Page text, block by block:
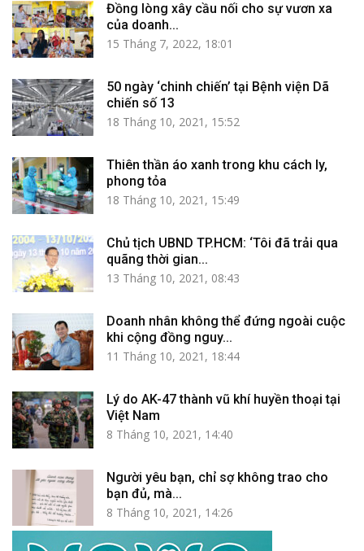
Đồng lòng xây cầu nối cho sự vươn xa
của doanh...
15 Tháng 7, 2022, 18:01
50 ngày ‘chinh chiến’ tại Bệnh viện Dã
chiến số 13
18 Tháng 10, 2021, 15:52
Thiên thần áo xanh trong khu cách ly,
phong tỏa
18 Tháng 10, 2021, 15:49
Chủ tịch UBND TP.HCM: ‘Tôi đã trải qua
quãng thời gian...
13 Tháng 10, 2021, 08:43
Doanh nhân không thể đứng ngoài cuộc
khi cộng đồng nguy...
11 Tháng 10, 2021, 18:44
Lý do AK-47 thành vũ khí huyền thoại tại
Việt Nam
8 Tháng 10, 2021, 14:40
Người yêu bạn, chỉ sợ không trao cho
bạn đủ, mà...
8 Tháng 10, 2021, 14:26